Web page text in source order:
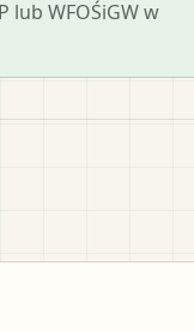
WFOŚiGW w